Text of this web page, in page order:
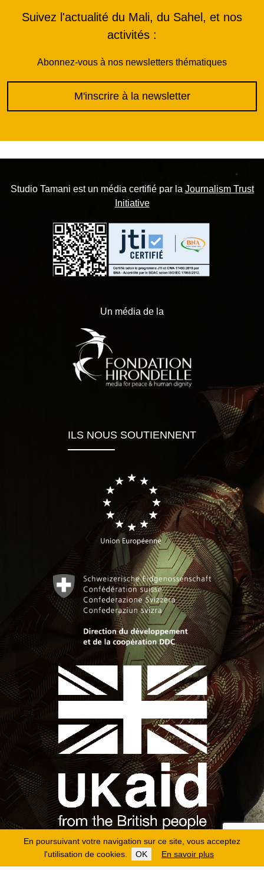
En poursuivant votre navigation sur ce site, vous acceptez
l'utilisation de cookies.
OK En savoir plus
Suivez l'actualité du Mali, du Sahel, et nos
activités :
Abonnez-vous à nos newsletters thématiques
M'inscrire à la newsletter
Studio Tamani est un média certifié par la Journalism Trust
Initiative
Un média de la
ILS NOUS SOUTIENNENT